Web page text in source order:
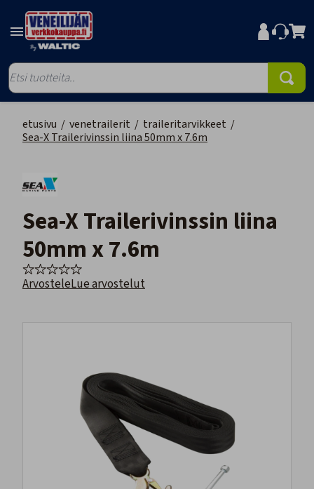
etusivu / venetrailerit / traileritarvikkeet /
Sea-X Trailerivinssin liina 50mm x 7.6m
Sea-X Trailerivinssin liina
50mm x 7.6m
ArvosteleLue arvostelut